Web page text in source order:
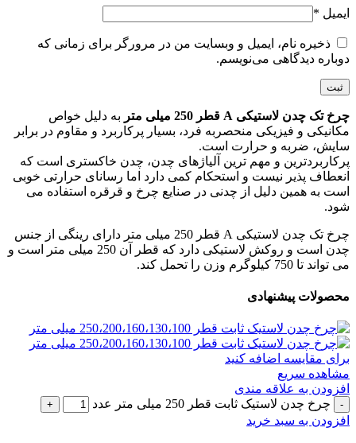
ایمیل *
ذخیره نام، ایمیل و وبسایت من در مرورگر برای زمانی که
دوباره دیدگاهی می‌نویسم.
چرخ تک چدن لاستیکی A قطر 250 میلی متر
به دلیل خواص
مکانیکی و فیزیکی منحصربه فرد، بسیار پرکاربرد و مقاوم در برابر
سایش، ضربه و حرارت است.
پرکاربردترین و مهم ترین آلیاژهای چدن، چدن خاکستری است که
انعطاف پذیر نیست و استحکام کمی دارد اما رسانای حرارتی خوبی
است به همین دلیل از چدنی در صنایع چرخ و قرقره استفاده می
شود.
چرخ تک چدن لاستیکی A قطر 250 میلی متر دارای رینگی از جنس
چدن است و روکش لاستیکی دارد که قطر آن 250 میلی متر است و
می تواند تا 750 کیلوگرم وزن را تحمل کند.
محصولات پیشنهادی
برای مقایسه اضافه کنید
مشاهده سریع
افزودن به علاقه مندی
چرخ چدن لاستیک ثابت قطر 250 میلی متر عدد
افزودن به سبد خرید